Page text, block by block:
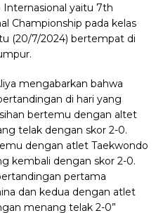
Internasional yaitu 7th
Championship pada kelas
(20/7/2024) bertempat di
mengabarkan bahwa
di hari yang
bertemu dengan altet
telak dengan skor 2-0.
dengan atlet Taekwondo
kembali dengan skor 2-0.
pertama
dan kedua dengan atlet
menang telak 2-0”